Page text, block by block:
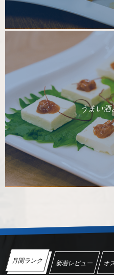
うまい酒
月間ランク 新着レビュー オ